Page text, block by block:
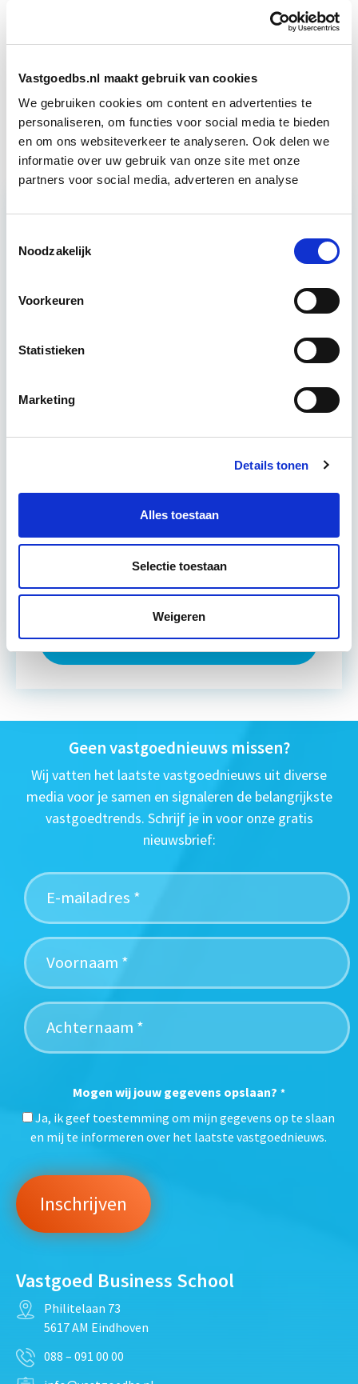
Vastgoedbs.nl maakt gebruik van cookies
We gebruiken cookies om content en advertenties te
personaliseren, om functies voor social media te bieden
en om ons websiteverkeer te analyseren. Ook delen we
informatie over uw gebruik van onze site met onze
partners voor social media, adverteren en analyse
Noodzakelijk
Voorkeuren
Statistieken
Marketing
Details tonen
Alles toestaan
Selectie toestaan
Weigeren
Huurrecht Woonruimte Start wo 12 mei
Vastgoedrecht & Bouwrecht
Leer hoe je problemen voorkomt én hoe je (helaas
onvermijdelijke) incidentele juridische ongelukken
zo goed mogelijk zelf kunt afhandelen. Klassikaal
Utrecht en/of online
4 uur per week
Eerstvolgende startdatum
Meer informatie
Geen vastgoednieuws missen?
Wij vatten het laatste vastgoednieuws uit diverse
media voor je samen en signaleren de belangrijkste
vastgoedtrends. Schrijf je in voor onze gratis
nieuwsbrief:
Mogen wij jouw gegevens opslaan? *
Ja, ik geef toestemming om mijn gegevens op te slaan
en mij te informeren over het laatste vastgoednieuws.
Vastgoed Business School
Philitelaan 73
5617 AM Eindhoven
088 – 091 00 00